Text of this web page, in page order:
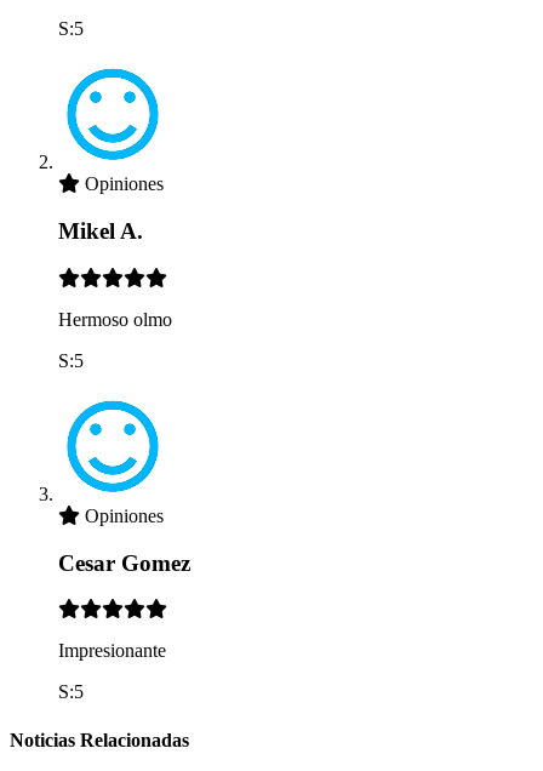
S:5
Opiniones
Mikel A.
Hermoso olmo
S:5
Opiniones
Cesar Gomez
Impresionante
S:5
Noticias Relacionadas